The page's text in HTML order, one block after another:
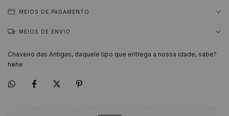
MEIOS DE PAGAMENTO
MEIOS DE ENVIO
Chaveiro das Antigas, daquele tipo que entrega a nossa idade, sabe?
hehe